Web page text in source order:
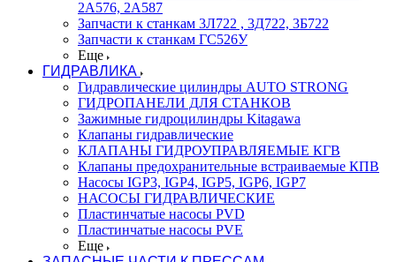
2А576, 2А587
Запчасти к станкам 3Л722 , 3Д722, 3Б722
Запчасти к станкам ГС526У
Еще
ГИДРАВЛИКА
Гидравлические цилиндры AUTO STRONG
ГИДРОПАНЕЛИ ДЛЯ СТАНКОВ
Зажимные гидроцилиндры Kitagawa
Клапаны гидравлические
КЛАПАНЫ ГИДРОУПРАВЛЯЕМЫЕ КГВ
Клапаны предохранительные встраиваемые КПВ
Насосы IGP3, IGP4, IGP5, IGP6, IGP7
НАСОСЫ ГИДРАВЛИЧЕСКИЕ
Пластинчатые насосы PVD
Пластинчатые насосы PVE
Еще